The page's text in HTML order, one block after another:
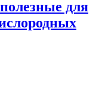
для